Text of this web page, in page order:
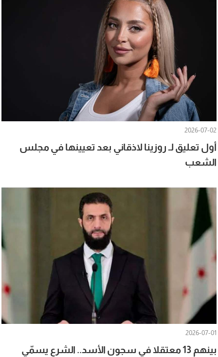
2026-07-02
أول تعليق لـ روزينا لاذقاني بعد تعيينها في مجلس
الشعب
2026-07-01
بينهم 13 معتقلا في سجون الأسد.. الشرع يسمّي